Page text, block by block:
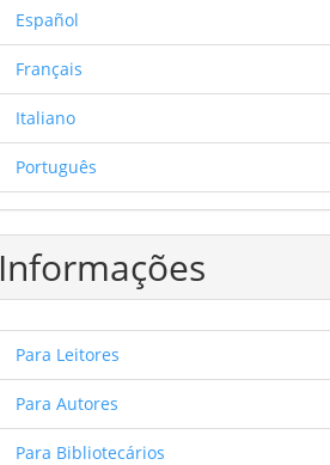
Español
Français
Italiano
Português
Informações
Para Leitores
Para Autores
Para Bibliotecários